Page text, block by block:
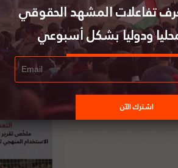
الدولية خطوة
جرائمها
تفاعلات المشهد الحقوقي
ودوليا بشكل أسبوعي